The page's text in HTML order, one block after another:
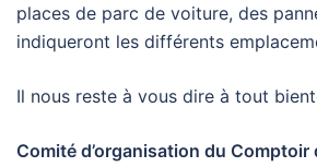
places de parc de voiture, des
indiqueront les différents
Il nous reste à vous dire à tout
Comité d’organisation du Comptoir